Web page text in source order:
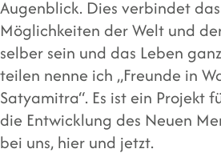
Augenblick. Dies verbindet
Möglichkeiten der Welt und
selber sein und das Leben
teilen nenne ich „Freunde in
Satyamitra“. Es ist ein Projekt
die Entwicklung des Neuen
bei uns, hier und jetzt.